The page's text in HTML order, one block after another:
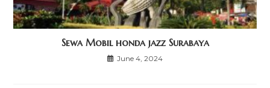
Sewa Mobil honda jazz Surabaya
June 4, 2024